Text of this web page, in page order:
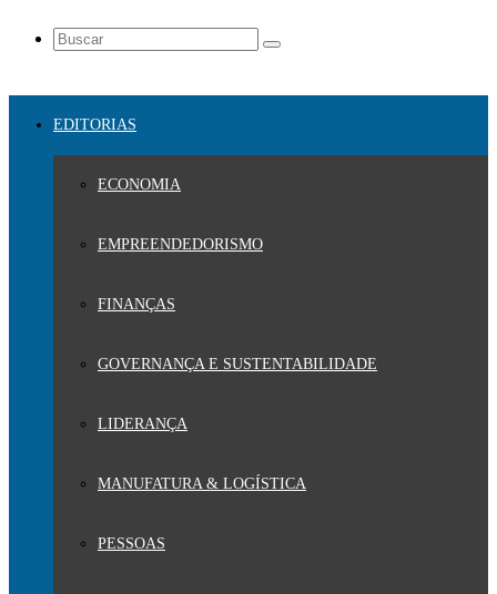
EDITORIAS
ECONOMIA
EMPREENDEDORISMO
FINANÇAS
GOVERNANÇA E SUSTENTABILIDADE
LIDERANÇA
MANUFATURA & LOGÍSTICA
PESSOAS